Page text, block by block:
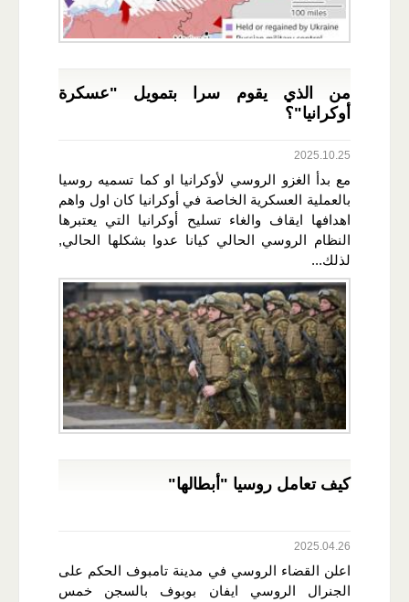
من الذي يقوم سرا بتمويل "عسكرة
أوكرانيا"؟
2025.10.25
مع بدأ الغزو الروسي لأوكرانيا او كما تسميه روسيا
بالعملية العسكرية الخاصة في أوكرانيا كان اول واهم
اهدافها ايقاف والغاء تسليح أوكرانيا التي يعتبرها
النظام الروسي الحالي كيانا عدوا بشكلها الحالي,
لذلك...
كيف تعامل روسيا "أبطالها"
2025.04.26
اعلن القضاء الروسي في مدينة تامبوف الحكم على
الجنرال الروسي ايفان بوبوف بالسجن خمس